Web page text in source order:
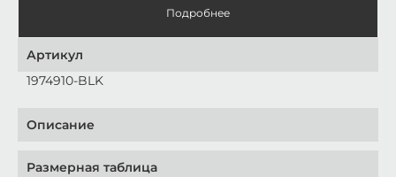
Подробнее
Артикул
1974910-BLK
Описание
Размерная таблица